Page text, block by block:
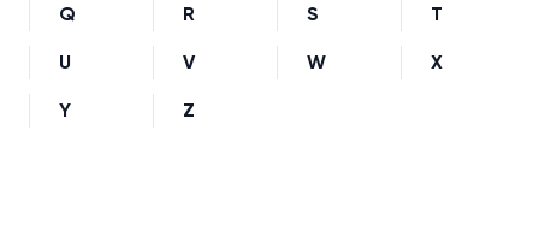
Q R S T
U V W X
Y Z